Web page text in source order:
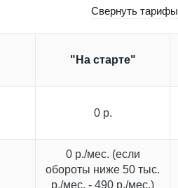
Свернуть тарифы
"На старте"
0 р.
0 р./мес. (если
обороты ниже 50 тыс.
р./мес. - 490 р./мес.)